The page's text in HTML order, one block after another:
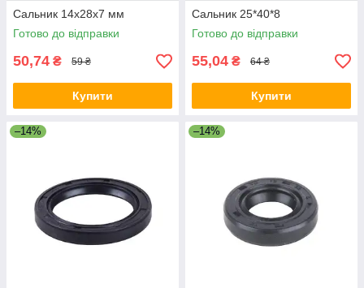
Сальник 14x28x7 мм
Готово до відправки
50,74 ₴ 59 ₴
Купити
Сальник 25*40*8
Готово до відправки
55,04 ₴ 64 ₴
Купити
–14% –14%